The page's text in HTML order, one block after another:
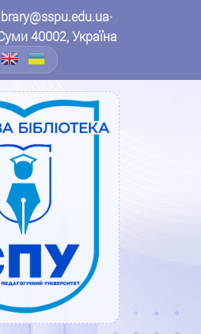
•
40002, Україна